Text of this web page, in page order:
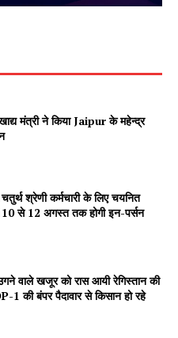
Janta
Akhbaar
मंत्री ने किया Jaipur के महेन्द्र
श्रेणी कर्मचारी के लिए चयनित
10 से 12 अगस्त तक होगी इन-पर्सन
वाले खजूर को रास आयी रेगिस्तान की
1 की बंपर पैदावार से किसान हो रहे